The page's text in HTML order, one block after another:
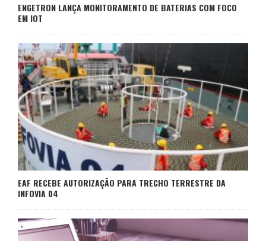
ENGETRON LANÇA MONITORAMENTO DE BATERIAS COM FOCO
EM IOT
EAF RECEBE AUTORIZAÇÃO PARA TRECHO TERRESTRE DA
INFOVIA 04